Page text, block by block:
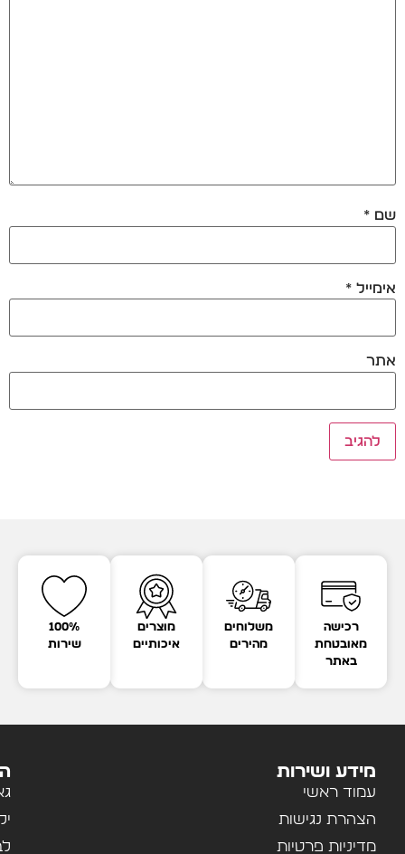
שם *
אימייל *
אתר
רכישה
מאובטחת
באתר
משלוחים
מהירים
מוצרים
איכותיים
100%
שירות
מידע ושירות
עמוד ראשי
הצהרת נגישות
מדיניות פרטיות